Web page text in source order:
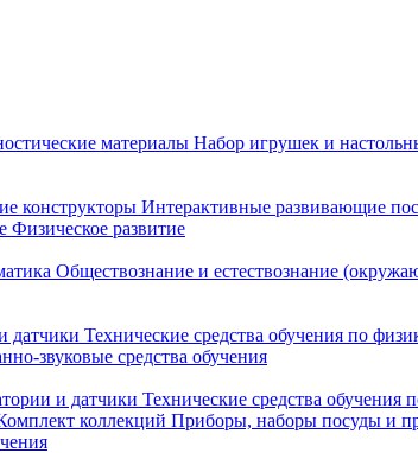
материалы Набор игрушек и
конструкторы Интерактивные развивающие
Физическое развитие
Обществознание и естествознание
датчики Технические средства обучения по
звуковые средства обучения
и датчики Технические средства обучения
коллекций Приборы, наборы посуды и